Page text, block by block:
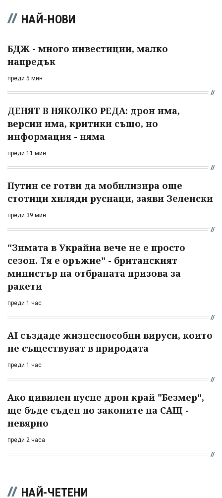
НАЙ-НОВИ
БДЖ - много инвестиции, малко
напредък
преди 5 мин
ДЕНЯТ В НЯКОЛКО РЕДА: дрон има,
версии има, критики също, но
информация - няма
преди 11 мин
Путин се готви да мобилизира още
стотици хиляди руснаци, заяви Зеленски
преди 39 мин
"Зимата в Украйна вече не е просто
сезон. Тя е оръжие" - британският
министър на отбраната призова за
ракети
преди 1 час
AI създаде жизнеспособни вируси, които
не съществуват в природата
преди 1 час
Ако цивилен пусне дрон край "Безмер",
ще бъде съден по законите на САЩ -
невярно
преди 2 часа
НАЙ-ЧЕТЕНИ